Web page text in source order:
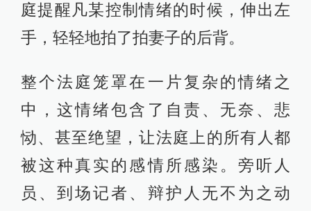
庭提醒凡某控制情绪的时候，伸出左
手，轻轻地拍了拍妻子的后背。
整个法庭笼罩在一片复杂的情绪之
中，这情绪包含了自责、无奈、悲
恸、甚至绝望，让法庭上的所有人都
被这种真实的感情所感染。旁听人
员、到场记者、辩护人无不为之动